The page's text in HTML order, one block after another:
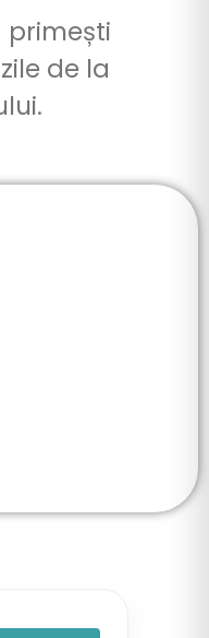
primești
de la